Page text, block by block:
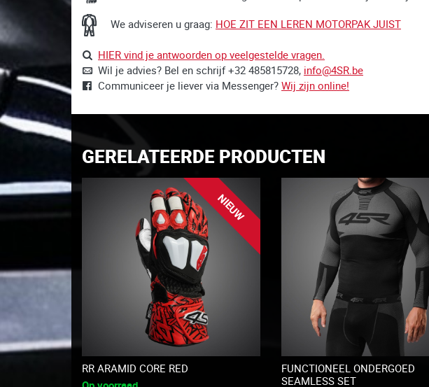
We adviseren u graag: HOE ZIT EEN LEREN MOTORPAK JUIST
HIER vind je antwoorden op veelgestelde vragen.
Wil je advies? Bel en schrijf +32 485815728, info@4SR.be
Communiceer je liever via Messenger? Wij zijn online!
GERELATEERDE PRODUCTEN
NIEUW
RR ARAMID CORE RED
FUNCTIONEEL ONDERGOED
SEAMLESS SET